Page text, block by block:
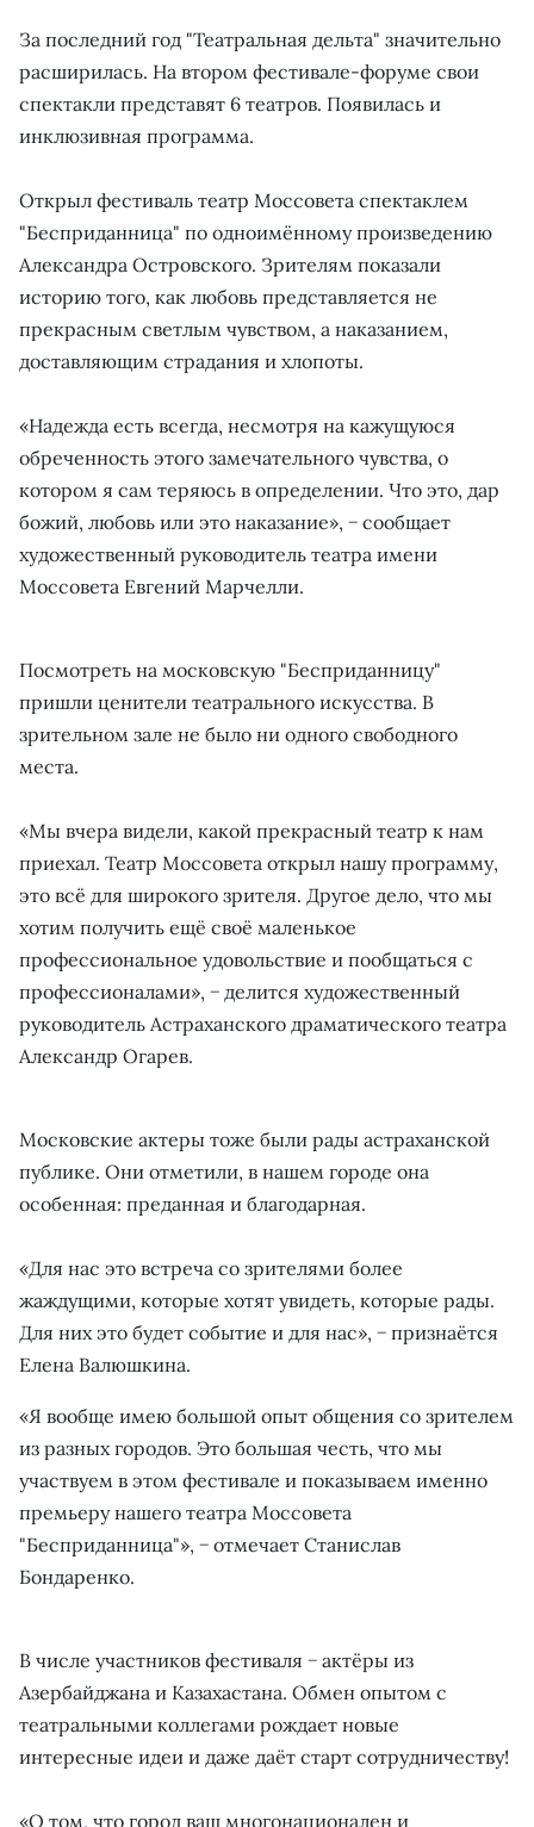
За последний год "Театральная дельта" значительно
расширилась. На втором фестивале-форуме свои
спектакли представят 6 театров. Появилась и
инклюзивная программа.
Открыл фестиваль театр Моссовета спектаклем
"Бесприданница" по одноимённому произведению
Александра Островского. Зрителям показали
историю того, как любовь представляется не
прекрасным светлым чувством, а наказанием,
доставляющим страдания и хлопоты.
«Надежда есть всегда, несмотря на кажущуюся
обреченность этого замечательного чувства, о
котором я сам теряюсь в определении. Что это, дар
божий, любовь или это наказание», − сообщает
художественный руководитель театра имени
Моссовета Евгений Марчелли.
Посмотреть на московскую "Бесприданницу"
пришли ценители театрального искусства. В
зрительном зале не было ни одного свободного
места.
«Мы вчера видели, какой прекрасный театр к нам
приехал. Театр Моссовета открыл нашу программу,
это всё для широкого зрителя. Другое дело, что мы
хотим получить ещё своё маленькое
профессиональное удовольствие и пообщаться с
профессионалами», − делится художественный
руководитель Астраханского драматического театра
Александр Огарев.
Московские актеры тоже были рады астраханской
публике. Они отметили, в нашем городе она
особенная: преданная и благодарная.
«Для нас это встреча со зрителями более
жаждущими, которые хотят увидеть, которые рады.
Для них это будет событие и для нас», − признаётся
Елена Валюшкина.
«Я вообще имею большой опыт общения со зрителем
из разных городов. Это большая честь, что мы
участвуем в этом фестивале и показываем именно
премьеру нашего театра Моссовета
"Бесприданница"», − отмечает Станислав
Бондаренко.
В числе участников фестиваля − актёры из
Азербайджана и Казахастана. Обмен опытом с
театральными коллегами рождает новые
интересные идеи и даже даёт старт сотрудничеству!
«О том, что город ваш многонационален и